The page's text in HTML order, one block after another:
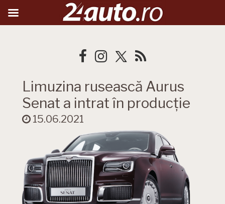
Limuzina rusească Aurus
Senat a intrat în producție
15.06.2021